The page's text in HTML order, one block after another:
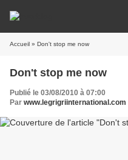
Accueil » Don't stop me now
Don't stop me now
Publié le 03/08/2010 à 07:00
Par www.legrigriinternational.com